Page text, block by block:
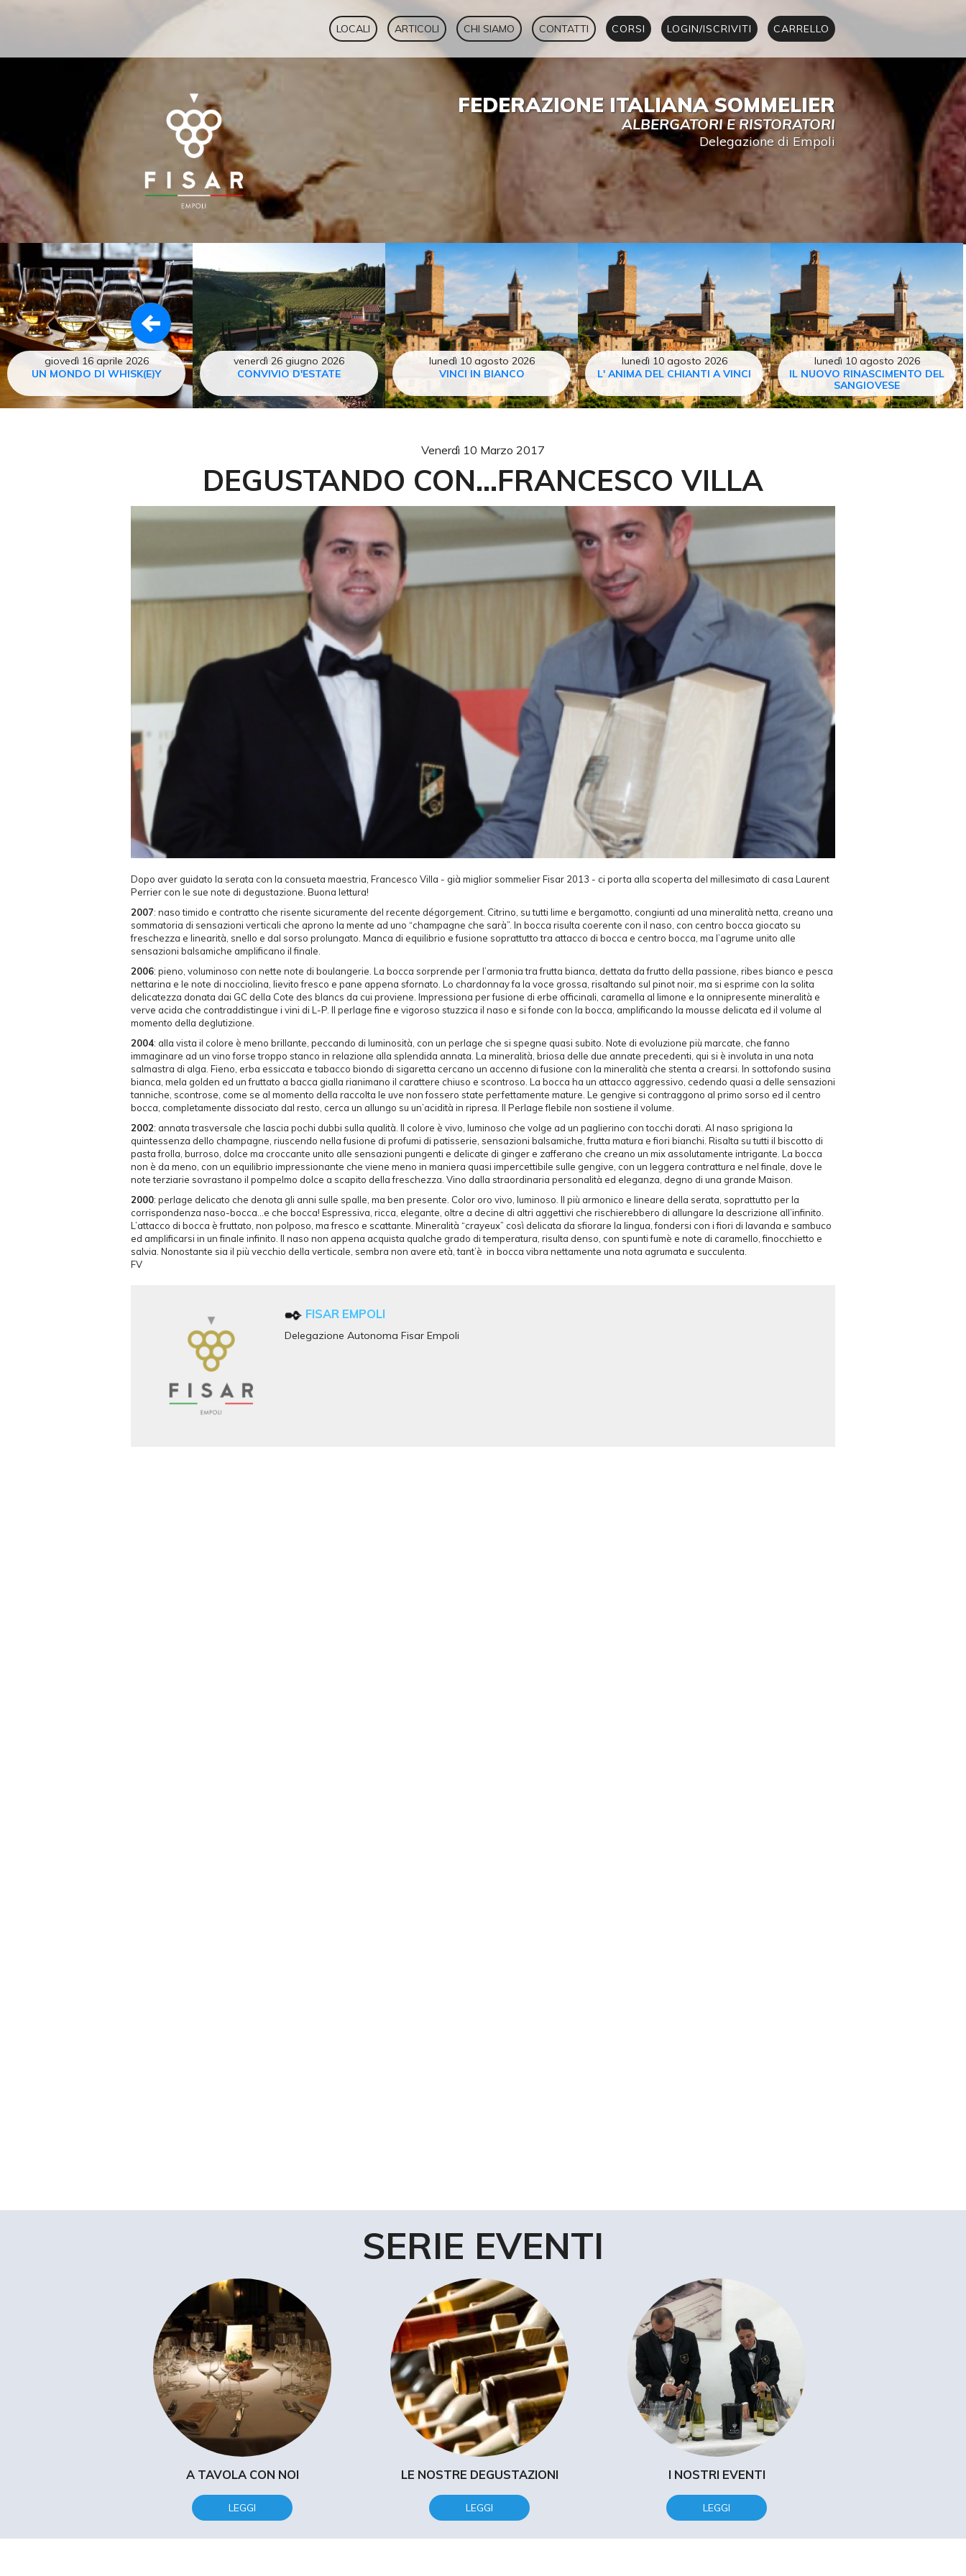
LOCALI ARTICOLI CHI SIAMO CONTATTI CORSI LOGIN/ISCRIVITI CARRELLO
FEDERAZIONE ITALIANA SOMMELIER
ALBERGATORI E RISTORATORI
Delegazione di Empoli
giovedì 16 aprile 2026
UN MONDO DI WHISK(E)Y
venerdì 26 giugno 2026
CONVIVIO D'ESTATE
lunedì 10 agosto 2026
VINCI IN BIANCO
lunedì 10 agosto 2026
L' ANIMA DEL CHIANTI A VINCI
lunedì 10 agosto 2026
IL NUOVO RINASCIMENTO DEL
SANGIOVESE
Venerdì 10 Marzo 2017
DEGUSTANDO CON...FRANCESCO VILLA
Dopo aver guidato la serata con la consueta maestria, Francesco Villa - già miglior sommelier Fisar 2013 - ci porta alla scoperta del millesimato di casa Laurent
Perrier con le sue note di degustazione. Buona lettura!
2007: naso timido e contratto che risente sicuramente del recente dégorgement. Citrino, su tutti lime e bergamotto, congiunti ad una mineralità netta, creano una
sommatoria di sensazioni verticali che aprono la mente ad uno “champagne che sarà”. In bocca risulta coerente con il naso, con centro bocca giocato su
freschezza e linearità, snello e dal sorso prolungato. Manca di equilibrio e fusione soprattutto tra attacco di bocca e centro bocca, ma l’agrume unito alle
sensazioni balsamiche amplificano il finale.
2006: pieno, voluminoso con nette note di boulangerie. La bocca sorprende per l’armonia tra frutta bianca, dettata da frutto della passione, ribes bianco e pesca
nettarina e le note di nocciolina, lievito fresco e pane appena sfornato. Lo chardonnay fa la voce grossa, risaltando sul pinot noir, ma si esprime con la solita
delicatezza donata dai GC della Cote des blancs da cui proviene. Impressiona per fusione di erbe officinali, caramella al limone e la onnipresente mineralità e
verve acida che contraddistingue i vini di L-P. Il perlage fine e vigoroso stuzzica il naso e si fonde con la bocca, amplificando la mousse delicata ed il volume al
momento della deglutizione.
2004: alla vista il colore è meno brillante, peccando di luminosità, con un perlage che si spegne quasi subito. Note di evoluzione più marcate, che fanno
immaginare ad un vino forse troppo stanco in relazione alla splendida annata. La mineralità, briosa delle due annate precedenti, qui si è involuta in una nota
salmastra di alga. Fieno, erba essiccata e tabacco biondo di sigaretta cercano un accenno di fusione con la mineralità che stenta a crearsi. In sottofondo susina
bianca, mela golden ed un fruttato a bacca gialla rianimano il carattere chiuso e scontroso. La bocca ha un attacco aggressivo, cedendo quasi a delle sensazioni
tanniche, scontrose, come se al momento della raccolta le uve non fossero state perfettamente mature. Le gengive si contraggono al primo sorso ed il centro
bocca, completamente dissociato dal resto, cerca un allungo su un’acidità in ripresa. Il Perlage flebile non sostiene il volume.
2002: annata trasversale che lascia pochi dubbi sulla qualità. Il colore è vivo, luminoso che volge ad un paglierino con tocchi dorati. Al naso sprigiona la
quintessenza dello champagne, riuscendo nella fusione di profumi di patisserie, sensazioni balsamiche, frutta matura e fiori bianchi. Risalta su tutti il biscotto di
pasta frolla, burroso, dolce ma croccante unito alle sensazioni pungenti e delicate di ginger e zafferano che creano un mix assolutamente intrigante. La bocca
non è da meno, con un equilibrio impressionante che viene meno in maniera quasi impercettibile sulle gengive, con un leggera contrattura e nel finale, dove le
note terziarie sovrastano il pompelmo dolce a scapito della freschezza. Vino dalla straordinaria personalità ed eleganza, degno di una grande Maison.
2000: perlage delicato che denota gli anni sulle spalle, ma ben presente. Color oro vivo, luminoso. Il più armonico e lineare della serata, soprattutto per la
corrispondenza naso-bocca…e che bocca! Espressiva, ricca, elegante, oltre a decine di altri aggettivi che rischierebbero di allungare la descrizione all’infinito.
L’attacco di bocca è fruttato, non polposo, ma fresco e scattante. Mineralità “crayeux” così delicata da sfiorare la lingua, fondersi con i fiori di lavanda e sambuco
ed amplificarsi in un finale infinito. Il naso non appena acquista qualche grado di temperatura, risulta denso, con spunti fumè e note di caramello, finocchietto e
salvia. Nonostante sia il più vecchio della verticale, sembra non avere età, tant’è in bocca vibra nettamente una nota agrumata e succulenta.
FV
FISAR EMPOLI
Delegazione Autonoma Fisar Empoli
SERIE EVENTI
A TAVOLA CON NOI
LEGGI
LE NOSTRE DEGUSTAZIONI
LEGGI
I NOSTRI EVENTI
LEGGI